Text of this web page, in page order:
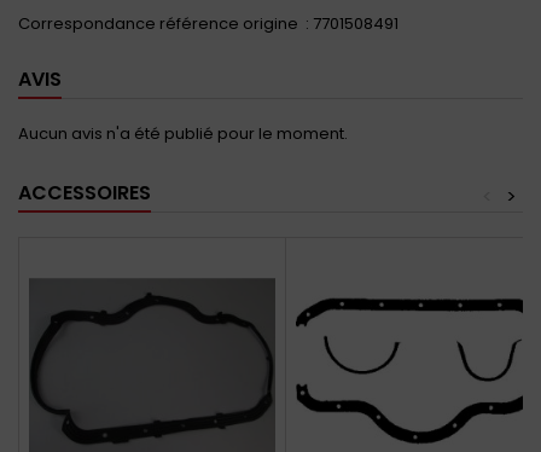
Correspondance référence origine : 7701508491
AVIS
Aucun avis n'a été publié pour le moment.
ACCESSOIRES >